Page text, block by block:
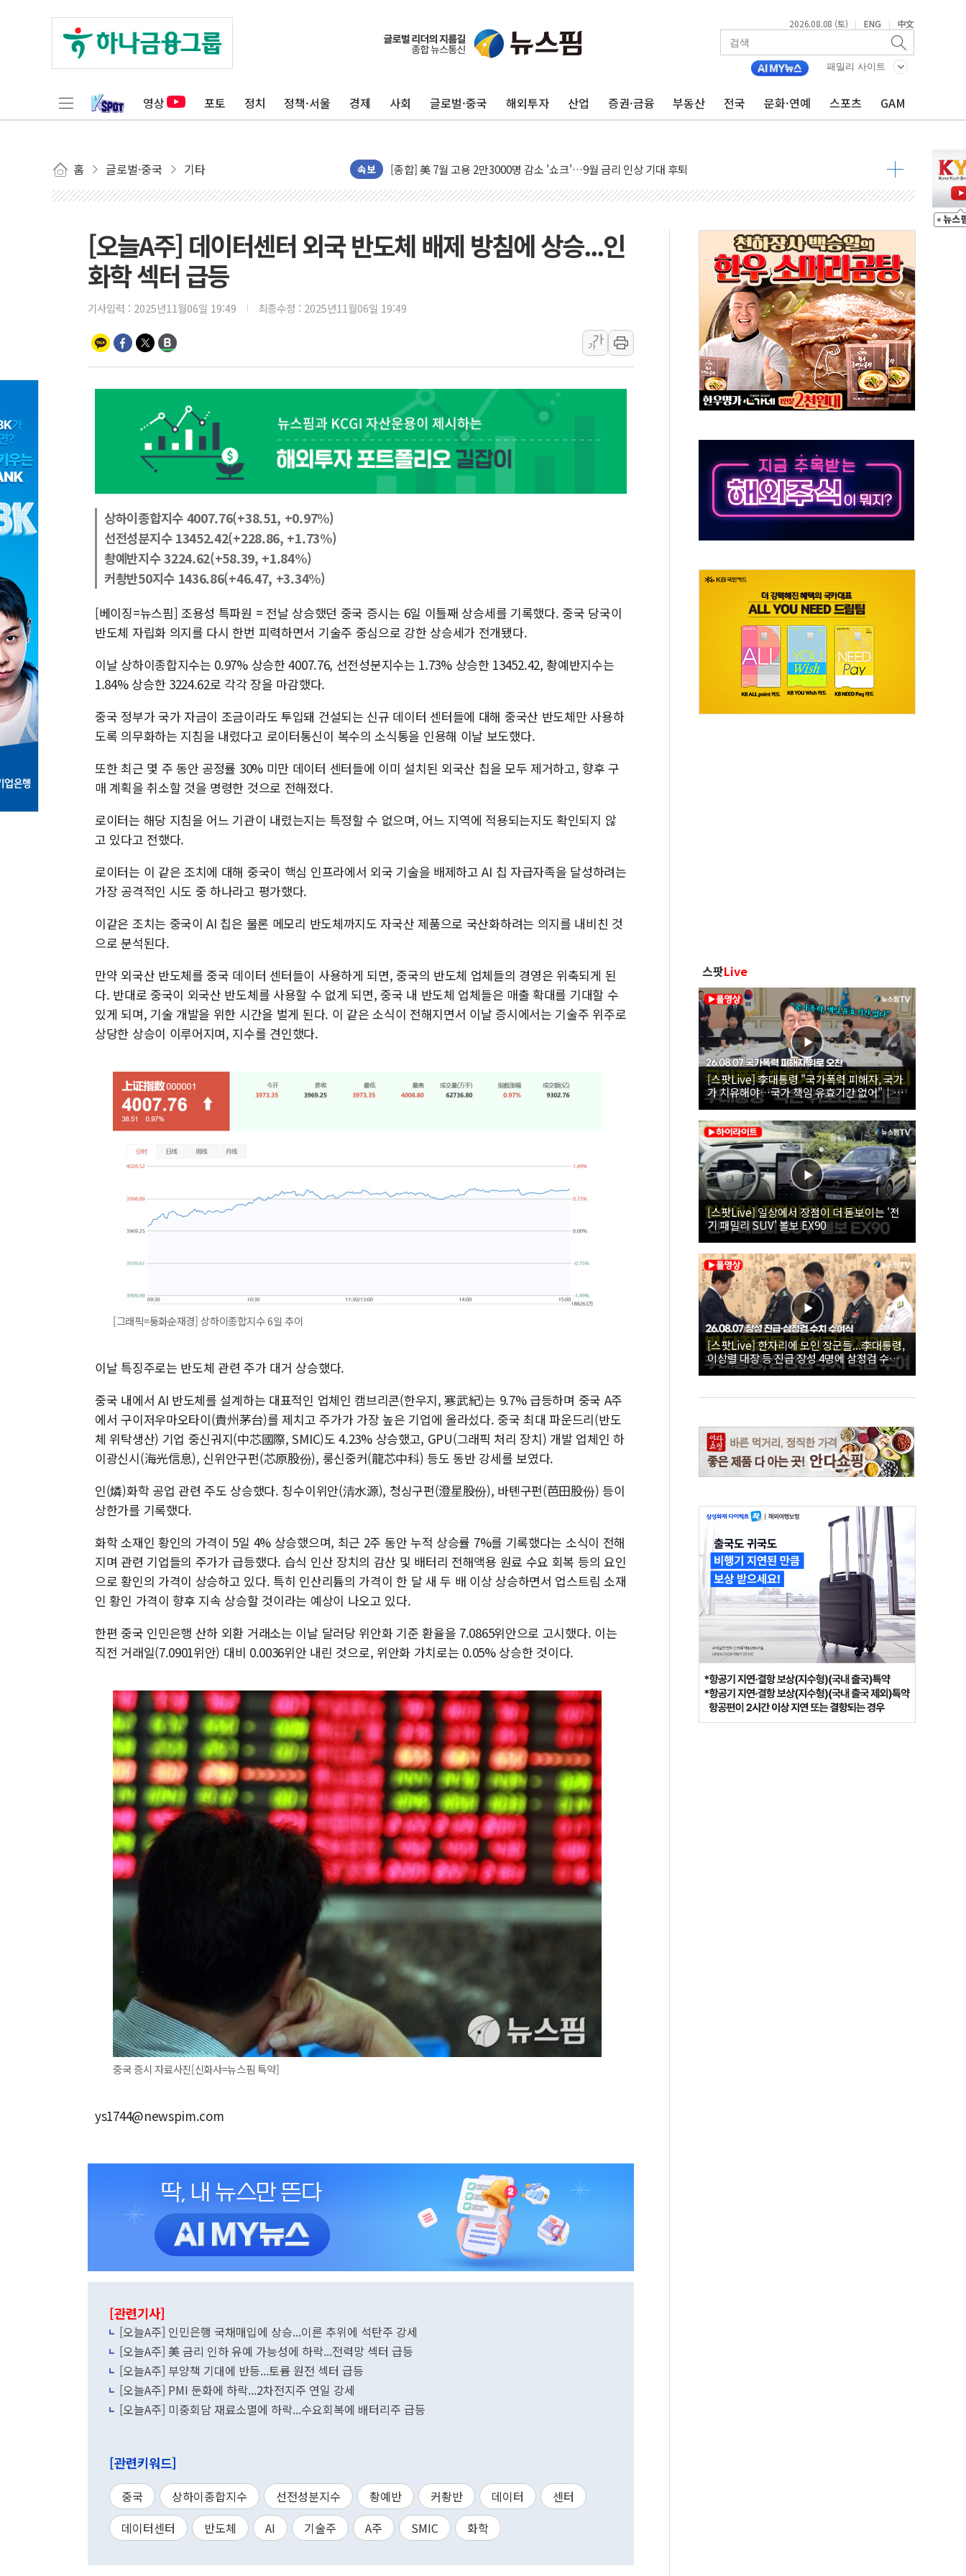
2026.08.08 (토) | ENG | 中文
패밀리 사이트
영상 포토 정치 정책·서울 경제 사회 글로벌·중국 해외투자 산업 증권·금융 부동산 전국 문화·연예 스포츠 GAM
홈 글로벌·중국 기타 속보
유럽증시, 美 고용 예상 밖 부진에 연준 금리 인상 가능성 낮아지며 상승… STOXX 600 지수는 나흘 연속 최고치
미 연준 매파 기세 꺾이나…고용 감소에 9월 동결 전망 우세
트럼프, 백신·자폐증 행정명령 검토…"이르면 다음 주"
美 항소법원, 백악관 무도회장 공사 중단 명령…트럼프 제동
이란 핵심 원유 수출항 '하르그섬', 최근 1주일 이상 '올스톱'… 美 해상봉쇄 영향
뉴욕증시 프리뷰, 美 고용 쇼크에 금리 인상 우려 후퇴…나스닥 선물 1%대 상승
[종합] 美 7월 고용 2만3000명 감소 '쇼크'…9월 금리 인상 기대 후퇴
뉴욕증시 개장 전 특징주...아틀라시안·클라우드플레어·태양광주↑ VS 트레이드데스크·웬디스↓
보훈부, 미 DPAA와 MOU… "6·25 미군 실종자 7359명 끝까지 찾겠다"
트럼프 "금리 내려야"…파월 때와 달리 워시엔 톤 낮춰
특정 정치인 측근 포항시 정책특보 내정설...포항시 '시끌'
李 "해남 태양광, 대한민국 다음 100년 밑거름…수도권 집중 완화 전환점"
李 대통령, '6시간 마라톤 부동산 2차 회의' 주재… "전폭적 공급 확대·속도전 총력"
[오늘A주] 데이터센터 외국 반도체 배제 방침에 상승...인
화학 섹터 급등
기사입력 : 2025년11월06일 19:49 최종수정 : 2025년11월06일 19:49
가
가
상하이종합지수 4007.76(+38.51, +0.97%)
선전성분지수 13452.42(+228.86, +1.73%)
촹예반지수 3224.62(+58.39, +1.84%)
커촹반50지수 1436.86(+46.47, +3.34%)
[베이징=뉴스핌] 조용성 특파원 = 전날 상승했던 중국 증시는 6일 이틀째 상승세를 기록했다. 중국 당국이
반도체 자립화 의지를 다시 한번 피력하면서 기술주 중심으로 강한 상승세가 전개됐다.
이날 상하이종합지수는 0.97% 상승한 4007.76, 선전성분지수는 1.73% 상승한 13452.42, 촹예반지수는
1.84% 상승한 3224.62로 각각 장을 마감했다.
중국 정부가 국가 자금이 조금이라도 투입돼 건설되는 신규 데이터 센터들에 대해 중국산 반도체만 사용하
도록 의무화하는 지침을 내렸다고 로이터통신이 복수의 소식통을 인용해 이날 보도했다.
또한 최근 몇 주 동안 공정률 30% 미만 데이터 센터들에 이미 설치된 외국산 칩을 모두 제거하고, 향후 구
매 계획을 취소할 것을 명령한 것으로 전해졌다.
로이터는 해당 지침을 어느 기관이 내렸는지는 특정할 수 없으며, 어느 지역에 적용되는지도 확인되지 않
고 있다고 전했다.
로이터는 이 같은 조치에 대해 중국이 핵심 인프라에서 외국 기술을 배제하고 AI 칩 자급자족을 달성하려는
가장 공격적인 시도 중 하나라고 평가했다.
이같은 조치는 중국이 AI 칩은 물론 메모리 반도체까지도 자국산 제품으로 국산화하려는 의지를 내비친 것
으로 분석된다.
만약 외국산 반도체를 중국 데이터 센터들이 사용하게 되면, 중국의 반도체 업체들의 경영은 위축되게 된
다. 반대로 중국이 외국산 반도체를 사용할 수 없게 되면, 중국 내 반도체 업체들은 매출 확대를 기대할 수
있게 되며, 기술 개발을 위한 시간을 벌게 된다. 이 같은 소식이 전해지면서 이날 증시에서는 기술주 위주로
상당한 상승이 이루어지며, 지수를 견인했다.
[그래픽=퉁화순재경] 상하이종합지수 6일 추이
이날 특징주로는 반도체 관련 주가 대거 상승했다.
중국 내에서 AI 반도체를 설계하는 대표적인 업체인 캠브리콘(한우지, 寒武紀)는 9.7% 급등하며 중국 A주
에서 구이저우마오타이(貴州茅台)를 제치고 주가가 가장 높은 기업에 올라섰다. 중국 최대 파운드리(반도
체 위탁생산) 기업 중신궈지(中芯國際, SMIC)도 4.23% 상승했고, GPU(그래픽 처리 장치) 개발 업체인 하
이광신시(海光信息), 신위안구펀(芯原股份), 룽신중커(龍芯中科) 등도 동반 강세를 보였다.
인(燐)화학 공업 관련 주도 상승했다. 칭수이위안(清水源), 청싱구펀(澄星股份), 바톈구펀(芭田股份) 등이
상한가를 기록했다.
화학 소재인 황인의 가격이 5일 4% 상승했으며, 최근 2주 동안 누적 상승률 7%를 기록했다는 소식이 전해
지며 관련 기업들의 주가가 급등했다. 습식 인산 장치의 감산 및 배터리 전해액용 원료 수요 회복 등의 요인
으로 황인의 가격이 상승하고 있다. 특히 인산리튬의 가격이 한 달 새 두 배 이상 상승하면서 업스트림 소재
인 황인 가격이 향후 지속 상승할 것이라는 예상이 나오고 있다.
한편 중국 인민은행 산하 외환 거래소는 이날 달러당 위안화 기준 환율을 7.0865위안으로 고시했다. 이는
직전 거래일(7.0901위안) 대비 0.0036위안 내린 것으로, 위안화 가치로는 0.05% 상승한 것이다.
중국 증시 자료사진[신화사=뉴스핌 특약]
ys1744@newspim.com
[관련기사]
[오늘A주] 인민은행 국채매입에 상승...이른 추위에 석탄주 강세
[오늘A주] 美 금리 인하 유예 가능성에 하락...전력망 섹터 급등
[오늘A주] 부양책 기대에 반등...토륨 원전 섹터 급등
[오늘A주] PMI 둔화에 하락...2차전지주 연일 강세
[오늘A주] 미중회담 재료소멸에 하락...수요회복에 배터리주 급등
[관련키워드]
중국 상하이종합지수 선전성분지수 촹예반 커촹반 데이터
센터
데이터센터
반도체 AI 기술주 A주 SMIC 화학
스팟Live
[스팟Live] 李대통령 "국가폭력 피해자, 국가
가 치유해야…국가 책임 유효기간 없어"｜
26.08.07 국가폭력 피해자 위로 오찬
[스팟Live] 일상에서 장점이 더 돋보이는 '전
기 패밀리 SUV' 볼보 EX90
[스팟Live] 한자리에 모인 장군들...李대통령,
이상렬 대장 등 진급 장성 4명에 삼정검 수치
직접 수여｜26.08.07 장성 진급·삼정검 수치